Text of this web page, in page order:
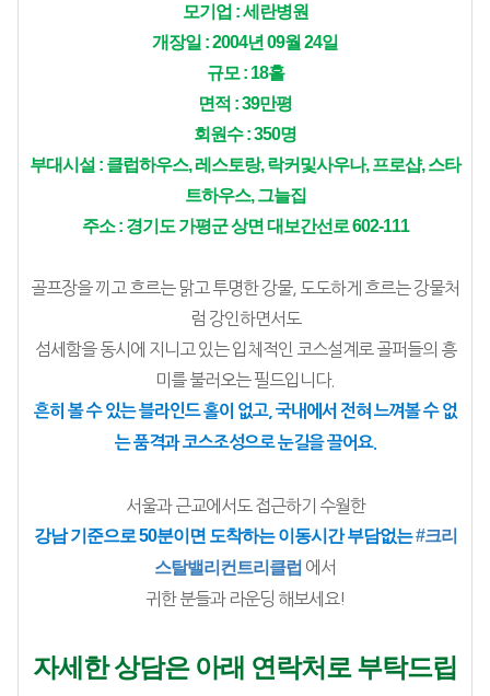
모기업 : 세란병원
개장일 : 2004년 09월 24일
규모 : 18홀
면적 : 39만평
회원수 : 350명
부대시설 : 클럽하우스, 레스토랑, 락커및사우나, 프로샵, 스타
트하우스, 그늘집
주소 : 경기도 가평군 상면 대보간선로 602-111
골프장을 끼고 흐르는 맑고 투명한 강물, 도도하게 흐르는 강물처
럼 강인하면서도
섬세함을 동시에 지니고 있는 입체적인 코스설계로 골퍼들의 흥
미를 불러오는 필드입니다.
흔히 볼 수 있는 블라인드 홀이 없고, 국내에서 전혀 느껴볼 수 없
는 품격과 코스조성으로 눈길을 끌어요.
서울과 근교에서도 접근하기 수월한
강남 기준으로 50분이면 도착하는 이동시간 부담없는 #크리
스탈밸리컨트리클럽 에서
귀한 분들과 라운딩 해보세요!
자세한 상담은 아래 연락처로 부탁드립